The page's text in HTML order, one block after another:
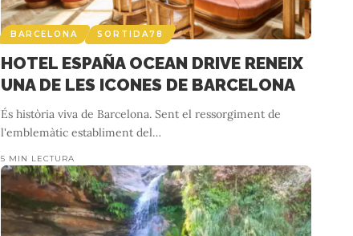
BARCELONA SORTIDA78
HOTEL ESPAÑA OCEAN DRIVE RENEIX
UNA DE LES ICONES DE BARCELONA
És història viva de Barcelona. Sent el ressorgiment de
l'emblemàtic establiment del…
5 MIN LECTURA